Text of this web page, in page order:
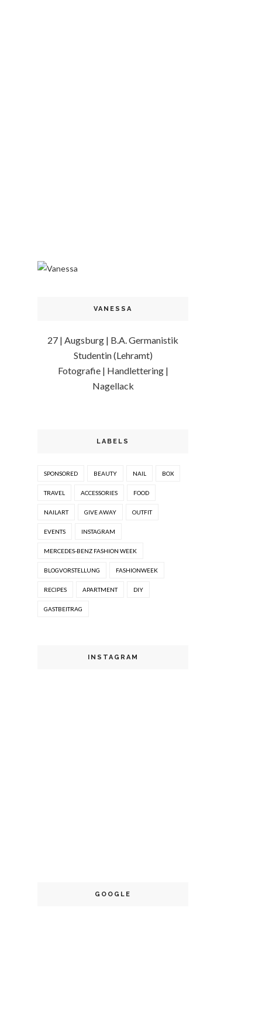
VANESSA
27 | Augsburg | B.A. Germanistik
Studentin (Lehramt)
Fotografie | Handlettering |
Nagellack
LABELS
SPONSORED BEAUTY NAIL BOX
TRAVEL ACCESSORIES FOOD
NAILART GIVE AWAY OUTFIT
EVENTS INSTAGRAM
MERCEDES-BENZ FASHION WEEK
BLOGVORSTELLUNG FASHIONWEEK
RECIPES APARTMENT DIY
GASTBEITRAG
INSTAGRAM
GOOGLE